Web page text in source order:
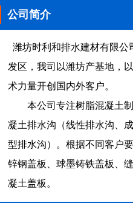
公司简介
潍坊时利和排水建材有限
发区，我司以潍坊产基地，
术力量开创国内外客户。
本公司专注树脂混凝土制
凝土排水沟（线性排水沟、
型排水沟）。根据不同客户
锌钢盖板、球墨铸铁盖板、
凝土盖板。